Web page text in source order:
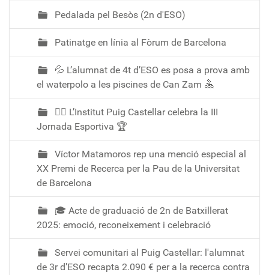
Pedalada pel Besòs (2n d'ESO)
Patinatge en línia al Fòrum de Barcelona
💦 L’alumnat de 4t d’ESO es posa a prova amb
el waterpolo a les piscines de Can Zam 🤽
🏃‍♀️ L’Institut Puig Castellar celebra la III
Jornada Esportiva 🏆
Víctor Matamoros rep una menció especial al
XX Premi de Recerca per la Pau de la Universitat
de Barcelona
🎓 Acte de graduació de 2n de Batxillerat
2025: emoció, reconeixement i celebració
Servei comunitari al Puig Castellar: l'alumnat
de 3r d’ESO recapta 2.090 € per a la recerca contra